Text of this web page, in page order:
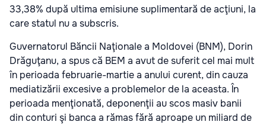
33,38% după ultima emisiune suplimentară de acţiuni, la
care statul nu a subscris.
Guvernatorul Băncii Naţionale a Moldovei (BNM), Dorin
Drăguţanu, a spus că BEM a avut de suferit cel mai mult
în perioada februarie-martie a anului curent, din cauza
mediatizării excesive a problemelor de la aceasta. În
perioada menţionată, deponenţii au scos masiv banii
din conturi şi banca a rămas fără aproape un miliard de